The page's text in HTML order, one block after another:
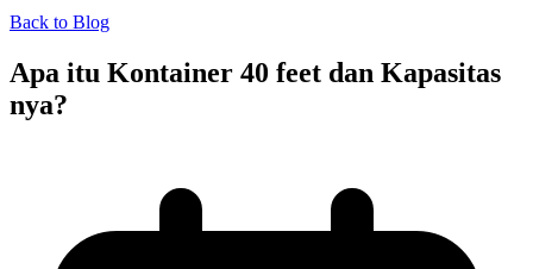
Back to Blog
Apa itu Kontainer 40 feet dan Kapasitas
nya?